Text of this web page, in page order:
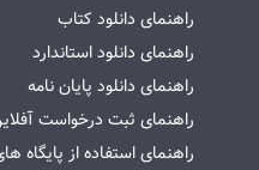
راهنمای دانلود کتاب
راهنمای دانلود استاندارد
راهنمای دانلود پایان نامه
راهنمای ثبت درخواست
راهنمای استفاده از